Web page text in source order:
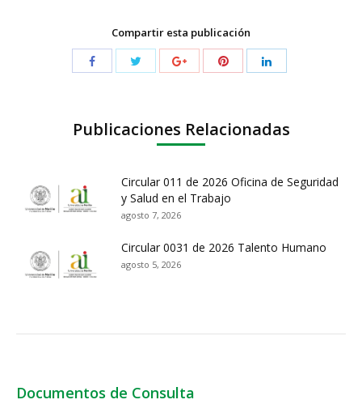
Compartir esta publicación
Publicaciones Relacionadas
Circular 011 de 2026 Oficina de Seguridad
y Salud en el Trabajo
agosto 7, 2026
Circular 0031 de 2026 Talento Humano
agosto 5, 2026
Documentos de Consulta